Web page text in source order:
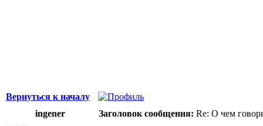
Вернуться к началу
ingener
Заголовок сообщения: Re: О чем